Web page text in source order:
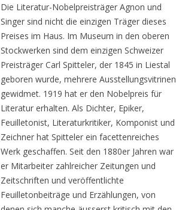
Die Literatur-Nobelpreisträger Agnon und
Singer sind nicht die einzigen Träger dieses
Preises im Haus. Im Museum in den oberen
Stockwerken sind dem einzigen Schweizer
Preisträger Carl Spitteler, der 1845 in Liestal
geboren wurde, mehrere Ausstellungsvitrinen
gewidmet. 1919 hat er den Nobelpreis für
Literatur erhalten. Als Dichter, Epiker,
Feuilletonist, Literaturkritiker, Komponist und
Zeichner hat Spitteler ein facettenreiches
Werk geschaffen. Seit den 1880er Jahren war
er Mitarbeiter zahlreicher Zeitungen und
Zeitschriften und veröffentlichte
Feuilletonbeiträge und Erzählungen, von